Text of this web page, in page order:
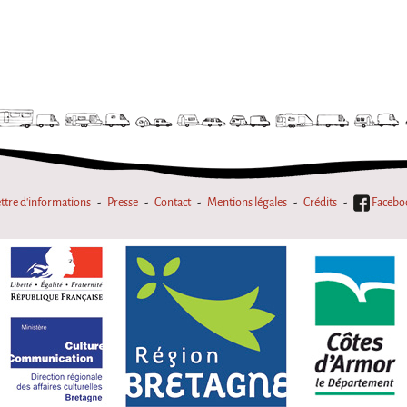
d'informations Presse Contact Mentions légales Crédits